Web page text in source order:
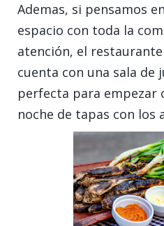
Ademas, si pensamos
espacio con toda la
atención, el
cuenta con una sala de
perfecta para empezar
noche de tapas con los